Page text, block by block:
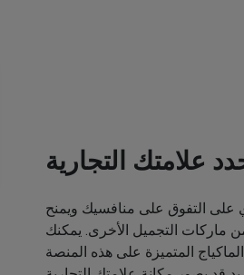
علامتك التجارية
التفوق على منافسيك ويمنح
التجميل الأخرى. يمكنك
المتميزة على هذه المنصة